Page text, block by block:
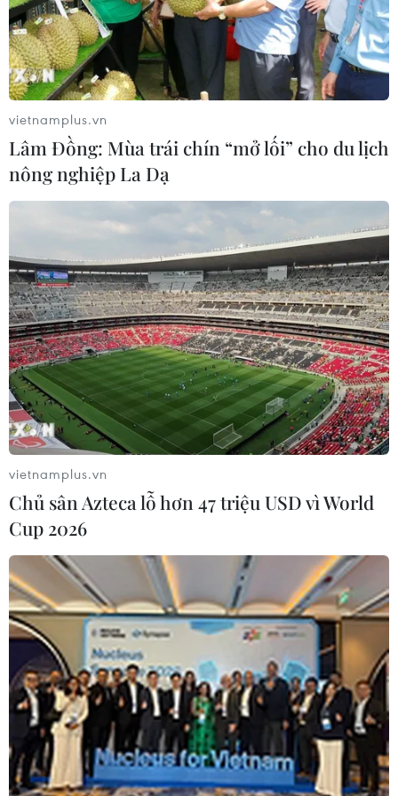
Anh đang xích lại gần hơn với EU về quốc
phòng, an ninh và kinh tế
01/04/2026 23:17
Kể từ khi lên nắm quyền vào tháng 7/2024, Thủ tướng
Anh đã tìm cách xây dựng lại mối quan hệ với EU hậu
Brexit (Anh rời EU), hy vọng vực dậy nền kinh tế trì trệ
của Anh.
Anh công bố bản Đánh giá Chiến lược
quốc phòng 2025
02/06/2025 15:01
Thủ tướng Anh Keir Starmer đã công bố bản Đánh giá
vietnamplus.vn
Lâm Đồng: Mùa trái chín “mở lối” cho du lịch
nông nghiệp La Dạ
vietnamplus.vn
Chủ sân Azteca lỗ hơn 47 triệu USD vì World
Cup 2026